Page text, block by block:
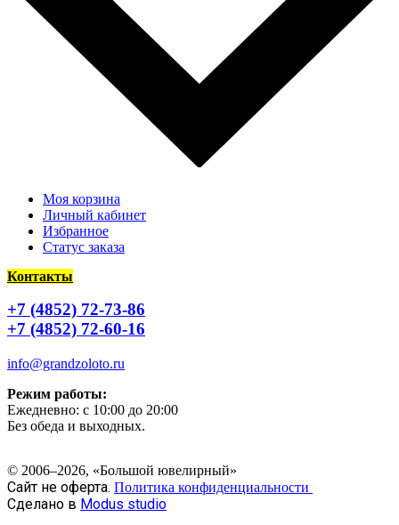
Моя корзина
Личный кабинет
Избранное
Статус заказа
Контакты
+7 (4852) 72-73-86
+7 (4852) 72-60-16
info@grandzoloto.ru
Режим работы:
Ежедневно: с 10:00 до 20:00
Без обеда и выходных.
© 2006–2026, «Большой ювелирный»
Сайт не оферта. Политика конфиденциальности
Сделано в Modus studio